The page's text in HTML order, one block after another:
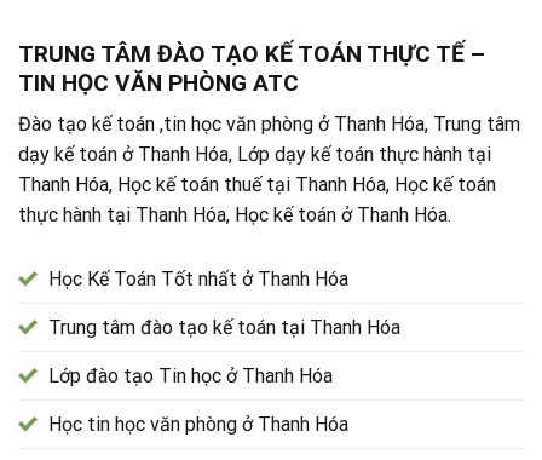
TRUNG TÂM ĐÀO TẠO KẾ TOÁN THỰC TẾ –
TIN HỌC VĂN PHÒNG ATC
Đào tạo kế toán ,tin học văn phòng ở Thanh Hóa, Trung tâm
dạy kế toán ở Thanh Hóa, Lớp dạy kế toán thực hành tại
Thanh Hóa, Học kế toán thuế tại Thanh Hóa, Học kế toán
thực hành tại Thanh Hóa, Học kế toán ở Thanh Hóa.
Học Kế Toán Tốt nhất ở Thanh Hóa
Trung tâm đào tạo kế toán tại Thanh Hóa
Lớp đào tạo Tin học ở Thanh Hóa
Học tin học văn phòng ở Thanh Hóa